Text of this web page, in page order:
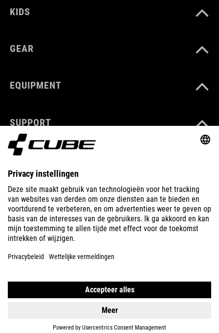
KIDS
GEAR
EQUIPMENT
SUPPORT
ABOUT US
EXPLORE